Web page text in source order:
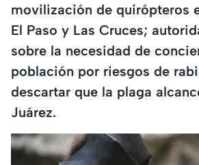
movilización de quirópteros
El Paso y Las Cruces;
sobre la necesidad de
población por riesgos de
descartar que la plaga
Juárez.